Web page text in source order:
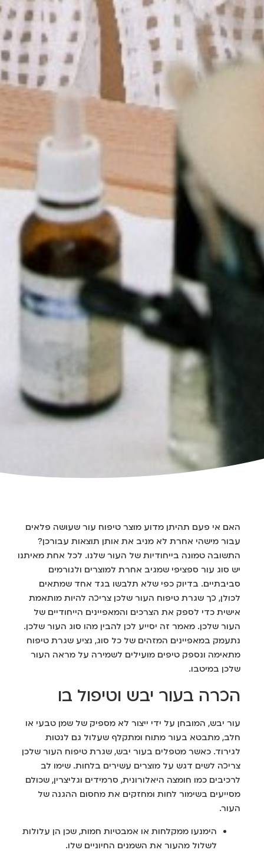
האם אי פעם תהיתן מדוע מוצר טיפוח עור שעושה פלאים
עבור מישהי אחרת לא מניב את אותן תוצאות עבורכן?
התשובה טמונה בייחודיות של העור שלנו. לכל אחת מאיתנו
יש סוג עור ספציפי שמגיב אחרת למוצרים ולגורמים
סביבתיים. בדיוק כפי שלא תלבשו בגד אחד שמתאים
לכולן, כך שגרת טיפוח העור שלכן צריכה להיות מותאמת
אישית כדי לספק את הצרכים והמאפיינים הייחודיים של
העור שלכן. מאמר זה יסייע לכן להבין מהו סוג העור שלכן.
נתעמק במאפיינים המזהים של כל סוג, נציע שגרת טיפוח
מתאימה ונספק טיפים מועילים לשמירה על מראה העור
שלכן במיטבו.
הכרה בעור יבש וטיפול בו
עור יבש, המובחן על ידי ייצור לא מספיק של שמן טבעי או
חלב, מתבטא בעור מתוח ומתקלף שעלול גם לנטות
לגירוד. כאשר מטפלים בעור יבש, שגרת טיפוח העור שלכן
צריכה לשים דגש על מוצרים עשירים בלחות. שימו לב
לרכיבים כמו חומצה היאלורונית, סרמידים וגליצרין, שכולם
מסייעים בשימור לחות ומחזקים את מחסום ההגנה של
העור.
הימנעו ממקלחות או אמבטיות חמות, שכן הן עלולות
לשלול מהעור את השמנים החיוניים שלו.